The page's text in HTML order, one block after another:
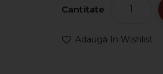
Cantitate
Adaugă In Wishlist